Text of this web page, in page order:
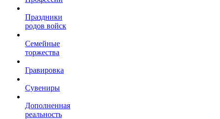
Праздники
родов войск
Семейные
торжества
Гравировка
Сувениры
Дополненная
реальность